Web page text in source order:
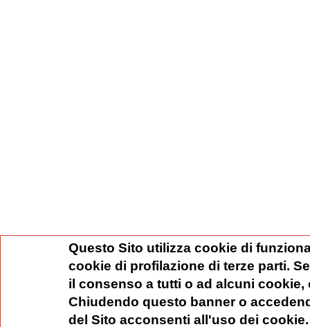
Questo Sito utilizza cookie di
cookie di profilazione di terze parti.
il consenso a tutti o ad alcuni
Chiudendo questo banner o
del Sito acconsenti all'uso dei cookie.